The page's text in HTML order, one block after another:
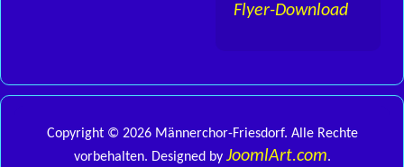
Flyer-Download
Copyright © 2026 Männerchor-Friesdorf. Alle Rechte
vorbehalten. Designed by JoomlArt.com.